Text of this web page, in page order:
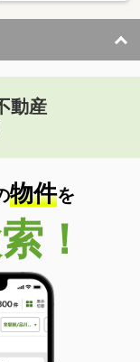
動産
物件を
！